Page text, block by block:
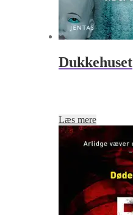
Dukkehuset
Læs mere